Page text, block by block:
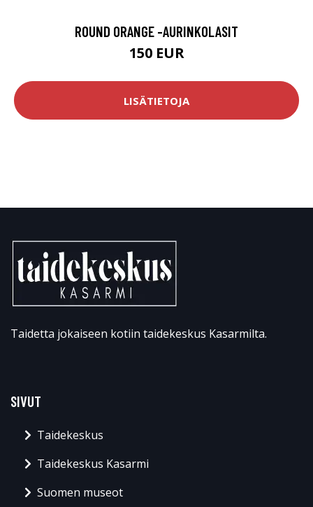
ROUND ORANGE -AURINKOLASIT
150 EUR
LISÄTIETOJA
Taidetta jokaiseen kotiin taidekeskus Kasarmilta.
SIVUT
Taidekeskus
Taidekeskus Kasarmi
Suomen museot